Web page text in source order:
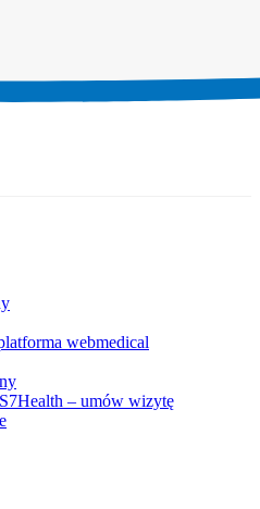
webmedical
– umów wizytę